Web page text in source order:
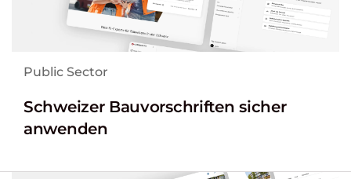
Public Sector
Schweizer Bauvorschriften sicher
anwenden